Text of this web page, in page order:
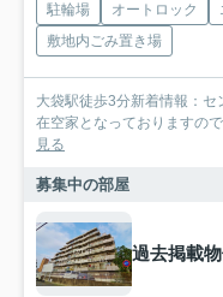
駐輪場 オートロック
敷地内ごみ置き場
大袋駅徒歩3分新着情報：
在空家となっておりますの
見る
募集中の部屋
過去掲載